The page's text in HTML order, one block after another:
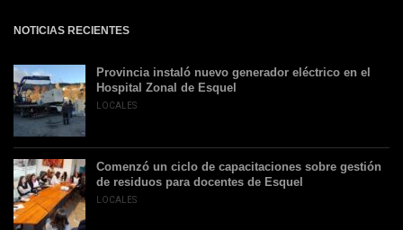
NOTICIAS RECIENTES
Provincia instaló nuevo generador eléctrico en el
Hospital Zonal de Esquel
LOCALES
Comenzó un ciclo de capacitaciones sobre gestión
de residuos para docentes de Esquel
LOCALES